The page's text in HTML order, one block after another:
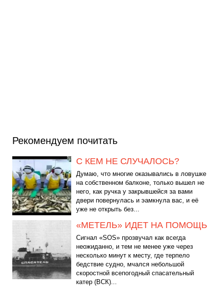
Рекомендуем почитать
С КЕМ НЕ СЛУЧАЛОСЬ?
Думаю, что многие оказывались в ловушке
на собственном балконе, только вышел не
него, как ручка у закрывшейся за вами
двери повернулась и эамкнула вас, и её
уже не открыть без...
«МЕТЕЛЬ» ИДЕТ НА ПОМОЩЬ
Сигнал «SOS» прозвучал как всегда
неожиданно, и тем не менее уже через
несколько минут к месту, где терпело
бедствие судно, мчался небольшой
скоростной всепогодный спасательный
катер (ВСК)...